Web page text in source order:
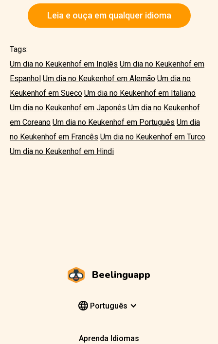
Leia e ouça em qualquer idioma
Tags:
Um dia no Keukenhof em Inglês Um dia no Keukenhof em
Espanhol Um dia no Keukenhof em Alemão Um dia no
Keukenhof em Sueco Um dia no Keukenhof em Italiano
Um dia no Keukenhof em Japonês Um dia no Keukenhof
em Coreano Um dia no Keukenhof em Português Um dia
no Keukenhof em Francês Um dia no Keukenhof em Turco
Um dia no Keukenhof em Hindi
Beelinguapp
Português
Aprenda Idiomas